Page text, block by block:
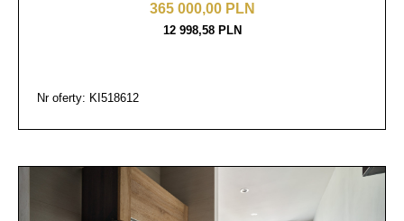
365 000,00 PLN
12 998,58 PLN
Nr oferty: KI518612